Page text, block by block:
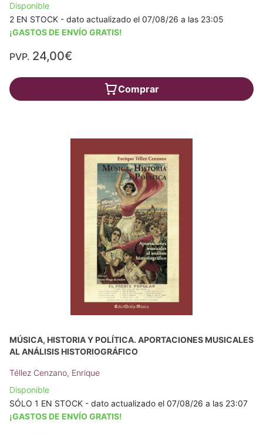
Disponible
2 EN STOCK - dato actualizado el 07/08/26 a las 23:05
¡GASTOS DE ENVÍO GRATIS!
PVP. 24,00€
Comprar
MÚSICA, HISTORIA Y POLÍTICA. APORTACIONES MUSICALES
AL ANÁLISIS HISTORIOGRÁFICO
Téllez Cenzano, Enrique
Disponible
SÓLO 1 EN STOCK - dato actualizado el 07/08/26 a las 23:07
¡GASTOS DE ENVÍO GRATIS!